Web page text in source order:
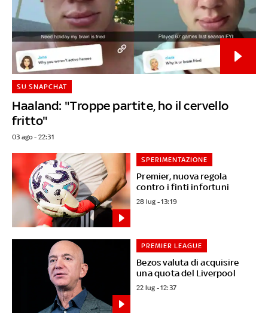
Haaland: "Troppe partite, ho il cervello
fritto"
SU SNAPCHAT
03 ago - 22:31
Premier, nuova regola
contro i finti infortuni
SPERIMENTAZIONE
28 lug - 13:19
Bezos valuta di acquisire
una quota del Liverpool
PREMIER LEAGUE
22 lug - 12:37